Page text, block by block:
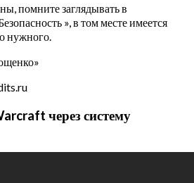
помните заглядывать в
», в том месте имеется
нужного.
через систему